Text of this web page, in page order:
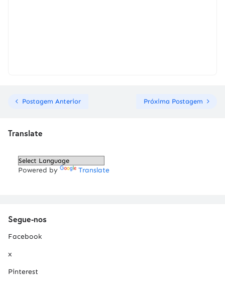
Postagem Anterior Próxima Postagem
Translate
Powered by Translate
Segue-nos
Facebook
x
Pinterest